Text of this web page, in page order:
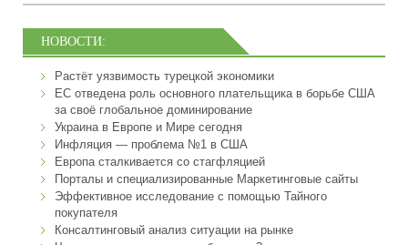
НОВОСТИ:
Растёт уязвимость турецкой экономики
ЕС отведена роль основного плательщика в борьбе США
за своё глобальное доминирование
Украина в Европе и Мире сегодня
Инфляция — проблема №1 в США
Европа сталкивается со стагфляцией
Порталы и специализированные Маркетинговые сайты
Эффективное исследование с помощью Тайного
покупателя
Консалтинговый анализ ситуации на рынке